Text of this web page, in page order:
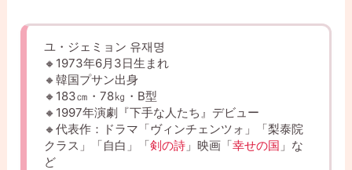
ユ・ジェミョン 유재명
🔸1973年6月3日生まれ
🔸韓国プサン出身
🔸183㎝・78㎏・B型
🔸1997年演劇『下手な人たち』デビュー
🔸代表作：ドラマ「ヴィンチェンツォ」「梨泰院
クラス」「自白」「剣の詩 」映画「幸せの国 」な
ど